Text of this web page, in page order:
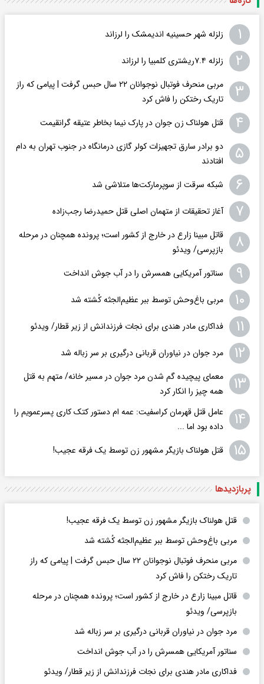
۱ زلزله شهر حسینیه اندیمشک را لرزاند
۲ زلزله ۷.۴ریشتری کلمبیا را لرزاند
۳
مربی منحرف فوتبال نوجوانان ۲۲ سال حبس گرفت | پیامی که راز
تاریک رختکن را فاش کرد
۴ قتل هولناک زن جوان در پارک نیما بخاطر عتیقه گرانقیمت
۵
دو برادر سارق تجهیزات کولر گازی درمانگاه در جنوب تهران به دام
افتادند
۶ شبکه سرقت از سوپرمارکت‌ها متلاشی شد
۷ آغاز تحقیقات از متهمان اصلی قتل حمیدرضا رجب‌زاده
۸
قاتل مبینا زارع در خارج از کشور است؛ پرونده همچنان در مرحله
بازپرسی/ ویدئو
۹ سناتور آمریکایی همسرش را در آب جوش انداخت
۱۰ مربی باغ‌وحش توسط ببر عظیم‌الجثه کُشته شد
۱۱ فداکاری مادر هندی برای نجات فرزندانش از زیر قطار/ ویدئو
۱۲ مرد جوان در نیاوران قربانی درگیری بر سر زباله شد
۱۳
معمای پیچیده گم شدن مرد جوان در مسیر خانه/ متهم به قتل
همه چیز را انکار کرد
۱۴
عامل قتل قهرمان کراسفیت: عمه ام دستور کتک کاری پسرعمویم را
داده بود اما ...
۱۵ قتل هولناک بازیگر مشهور زن توسط یک فرقه عجیب!
پربازدید‌ها
قتل هولناک بازیگر مشهور زن توسط یک فرقه عجیب!
مربی باغ‌وحش توسط ببر عظیم‌الجثه کُشته شد
مربی منحرف فوتبال نوجوانان ۲۲ سال حبس گرفت | پیامی که راز
تاریک رختکن را فاش کرد
قاتل مبینا زارع در خارج از کشور است؛ پرونده همچنان در مرحله
بازپرسی/ ویدئو
مرد جوان در نیاوران قربانی درگیری بر سر زباله شد
سناتور آمریکایی همسرش را در آب جوش انداخت
فداکاری مادر هندی برای نجات فرزندانش از زیر قطار/ ویدئو